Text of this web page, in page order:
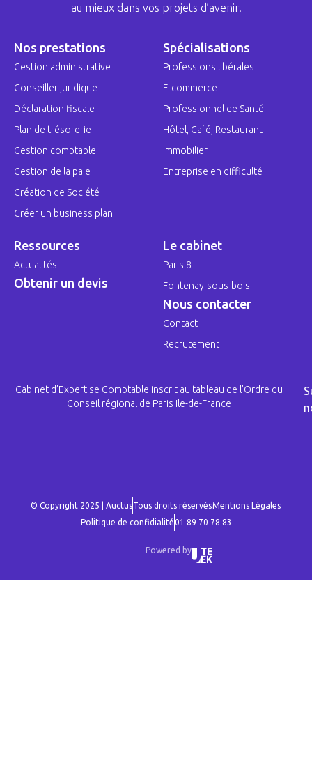
au mieux dans vos projets d’avenir.
Nos prestations
Gestion administrative
Conseiller juridique
Déclaration fiscale
Plan de trésorerie
Gestion comptable
Gestion de la paie
Création de Société
Créer un business plan
Spécialisations
Professions libérales
E-commerce
Professionnel de Santé
Hôtel, Café, Restaurant
Immobilier
Entreprise en difficulté
Ressources
Actualités
Obtenir un devis
Le cabinet
Paris 8
Fontenay-sous-bois
Nous contacter
Contact
Recrutement
Cabinet d’Expertise Comptable inscrit au tableau de l’Ordre du
Conseil régional de Paris Ile-de-France
© Copyright 2025 | AuctusTous droits réservésMentions Légales
Politique de confidialité01 89 70 78 83
Powered by